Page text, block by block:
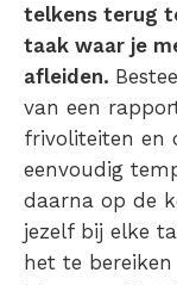
telkens terug
taak waar je
afleiden.
van een
frivoliteiten en
eenvoudig
daarna op de
jezelf bij elke
het te